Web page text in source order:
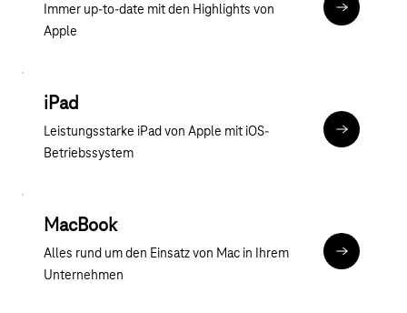
Immer up-to-date mit den Highlights von
Apple
Zu Apple
iPad
Leistungsstarke iPad von Apple mit iOS-
Betriebssystem
Zur iPad
MacBook
Alles rund um den Einsatz von Mac in Ihrem
Unternehmen
Macbook